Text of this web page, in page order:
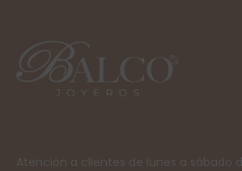
Atención a clientes de lunes a sábado